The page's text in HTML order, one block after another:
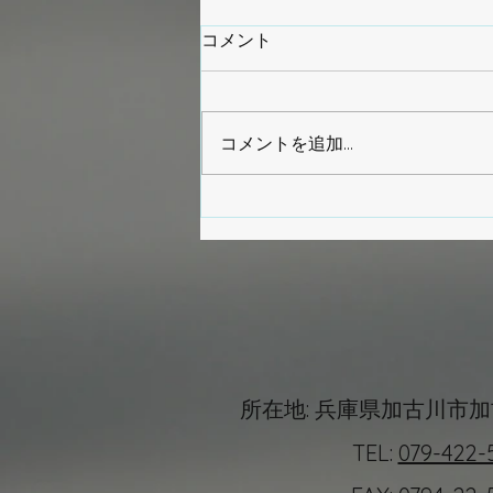
に大切な評価とは
コメント
コメントを追加…
所在地: 兵庫県加古川市
TEL: 079-422-